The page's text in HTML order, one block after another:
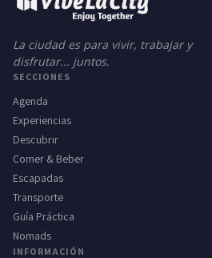
La ciudad es para vivir, trabajar y
disfrutar... juntos.
SECCIONES
Agenda
Experiencias
Descubrir
Comer & Beber
Escapadas
Transporte
Guía Práctica
Nomads
INFORMACIÓN